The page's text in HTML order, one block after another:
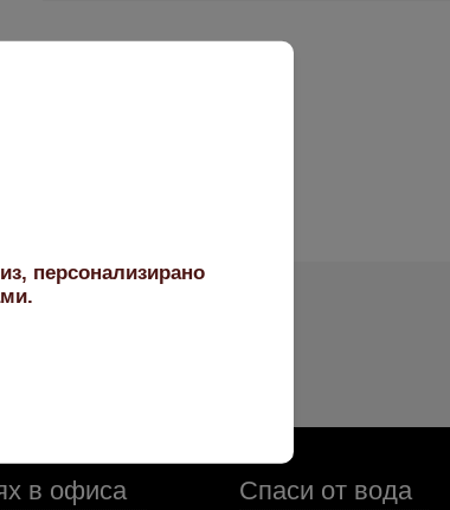
в офиса Спаси от вода
персонализирано